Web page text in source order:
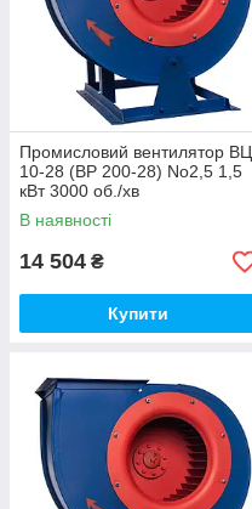
Промисловий вентилятор ВЦ
10-28 (ВР 200-28) No2,5 1,5
кВт 3000 об./хв
В наявності
14 504 ₴
Купити